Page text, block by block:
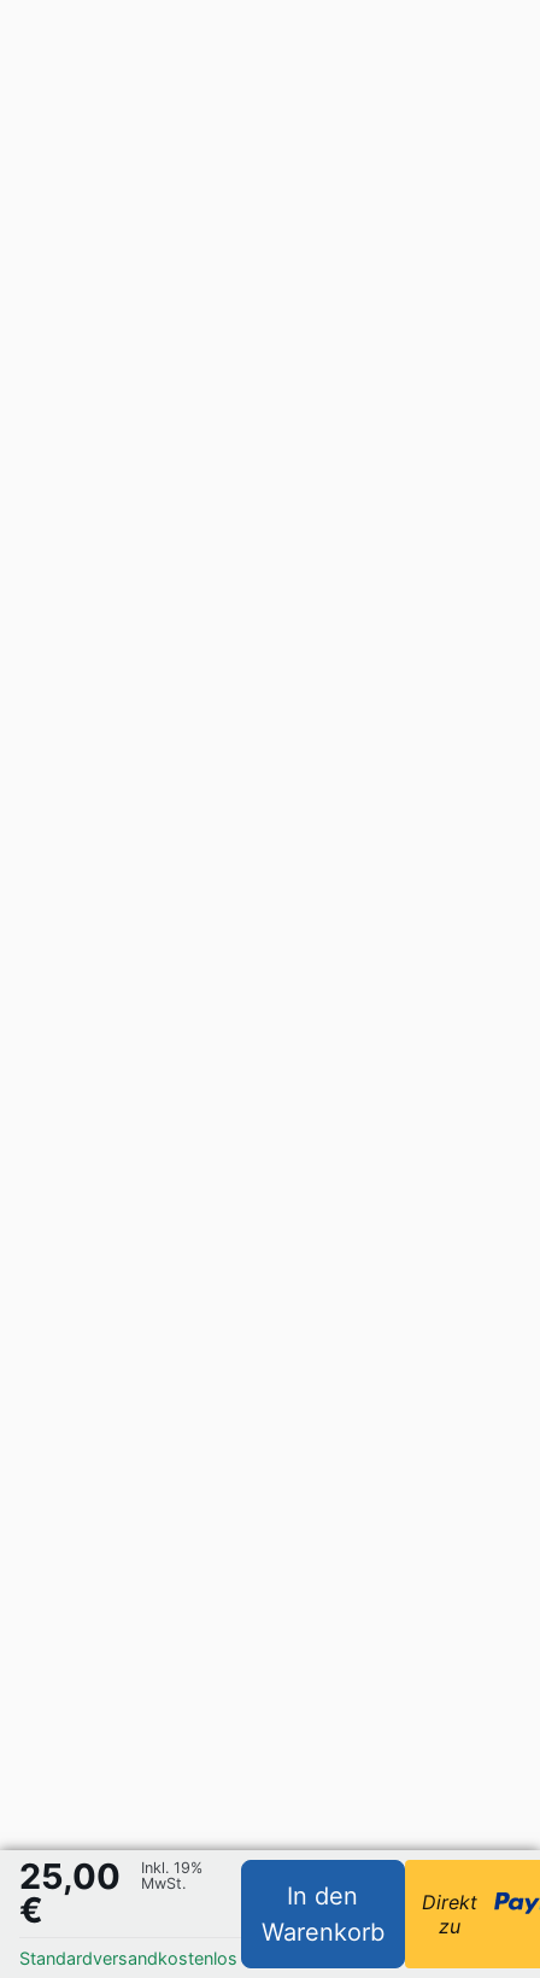
25,00
€
Inkl. 19%
MwSt.
Standardversandkostenlos
In den
Warenkorb
Direkt
zu